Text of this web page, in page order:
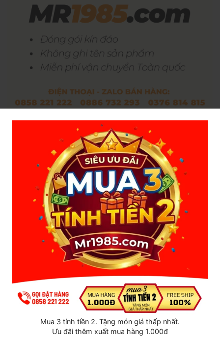
Mr1985.com- Nơi uy tín chuyên cung cấp các
sản phẩm dành cho nhu cầu sinh lý:
Thuốc ngửi kích dục Popper
Gel bôi trơn và bao cao su
Cốc thủ dâm, âm đạo giả
Dương vật giả nhiều kích thước
Thuốc cường dương kích nứng dành cho
người yếu sinh lý
Thuốc lâu xuất tinh, kéo dài thời gian quan
Người chuyển giới nam có cương cứng được không?
Mua 3 tính tiền 2. Tặng món giá thấp nhất.
Ưu đãi thêm xuất mua hàng 1.000đ